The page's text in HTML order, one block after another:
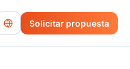
Solicitar propuesta